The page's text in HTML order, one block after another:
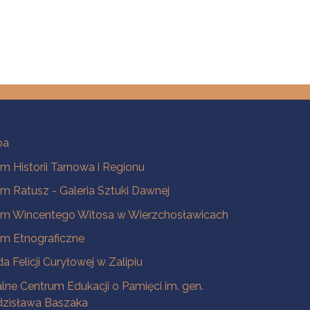
Historii Tarnowa i Regionu
Ratusz - Galeria Sztuki Dawnej
Wincentego Witosa w Wierzchosławicach
Etnograficzne
Felicji Curyłowej w Zalipiu
Centrum Edukacji o Pamięci im. gen.
Baszaka